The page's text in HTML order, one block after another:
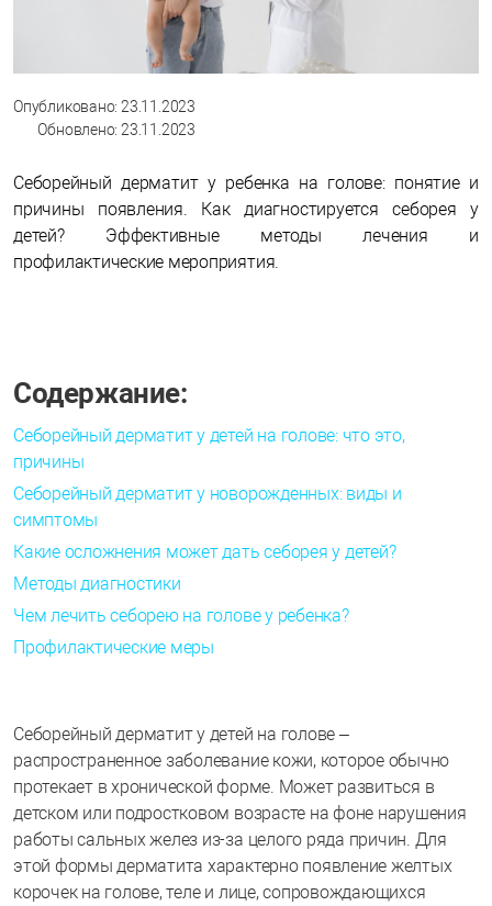
Опубликовано: 23.11.2023
Обновлено: 23.11.2023
Себорейный дерматит у ребенка на голове: понятие и
причины появления. Как диагностируется себорея у
детей? Эффективные методы лечения и
профилактические мероприятия.
Содержание:
Себорейный дерматит у детей на голове: что это,
причины
Себорейный дерматит у новорожденных: виды и
симптомы
Какие осложнения может дать себорея у детей?
Методы диагностики
Чем лечить себорею на голове у ребенка?
Профилактические меры
Себорейный дерматит у детей на голове –
распространенное заболевание кожи, которое обычно
протекает в хронической форме. Может развиться в
детском или подростковом возрасте на фоне нарушения
работы сальных желез из-за целого ряда причин. Для
этой формы дерматита характерно появление желтых
корочек на голове, теле и лице, сопровождающихся